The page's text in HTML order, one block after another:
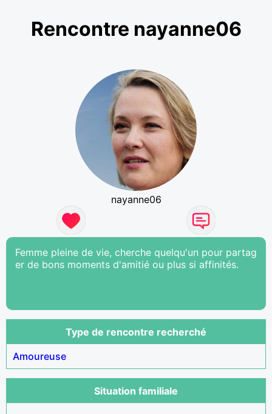
Rencontre nayanne06
nayanne06
Femme pleine de vie, cherche quelqu'un pour partag
er de bons moments d'amitié ou plus si affinités.
Type de rencontre recherché
Amoureuse
Situation familiale